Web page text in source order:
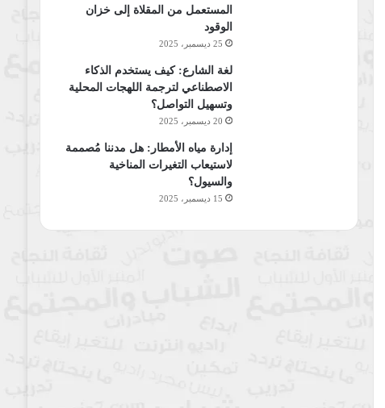
المستعمل من المقلاة إلى خزان
الوقود
25 ديسمبر، 2025
لغة الشارع: كيف يستخدم الذكاء
الاصطناعي لترجمة اللهجات المحلية
وتسهيل التواصل؟
20 ديسمبر، 2025
إدارة مياه الأمطار: هل مدننا مُصممة
لاستيعاب التغيرات المناخية
والسيول؟
15 ديسمبر، 2025